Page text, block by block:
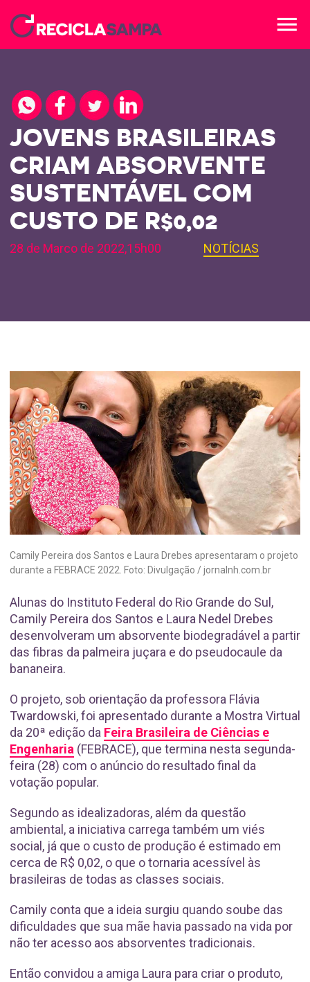
menu
JOVENS BRASILEIRAS
CRIAM ABSORVENTE
SUSTENTÁVEL COM
CUSTO DE R$0,02
28 de Marco de 2022,15h00 NOTÍCIAS
Camily Pereira dos Santos e Laura Drebes apresentaram o projeto
durante a FEBRACE 2022. Foto: Divulgação / jornalnh.com.br
Alunas do Instituto Federal do Rio Grande do Sul,
Camily Pereira dos Santos e Laura Nedel Drebes
desenvolveram um absorvente biodegradável a partir
das fibras da palmeira juçara e do pseudocaule da
bananeira.
O projeto, sob orientação da professora Flávia
Twardowski, foi apresentado durante a Mostra Virtual
da 20ª edição da Feira Brasileira de Ciências e
Engenharia (FEBRACE), que termina nesta segunda-
feira (28) com o anúncio do resultado final da
votação popular.
Segundo as idealizadoras, além da questão
ambiental, a iniciativa carrega também um viés
social, já que o custo de produção é estimado em
cerca de R$ 0,02, o que o tornaria acessível às
brasileiras de todas as classes sociais.
Camily conta que a ideia surgiu quando soube das
dificuldades que sua mãe havia passado na vida por
não ter acesso aos absorventes tradicionais.
Então convidou a amiga Laura para criar o produto,